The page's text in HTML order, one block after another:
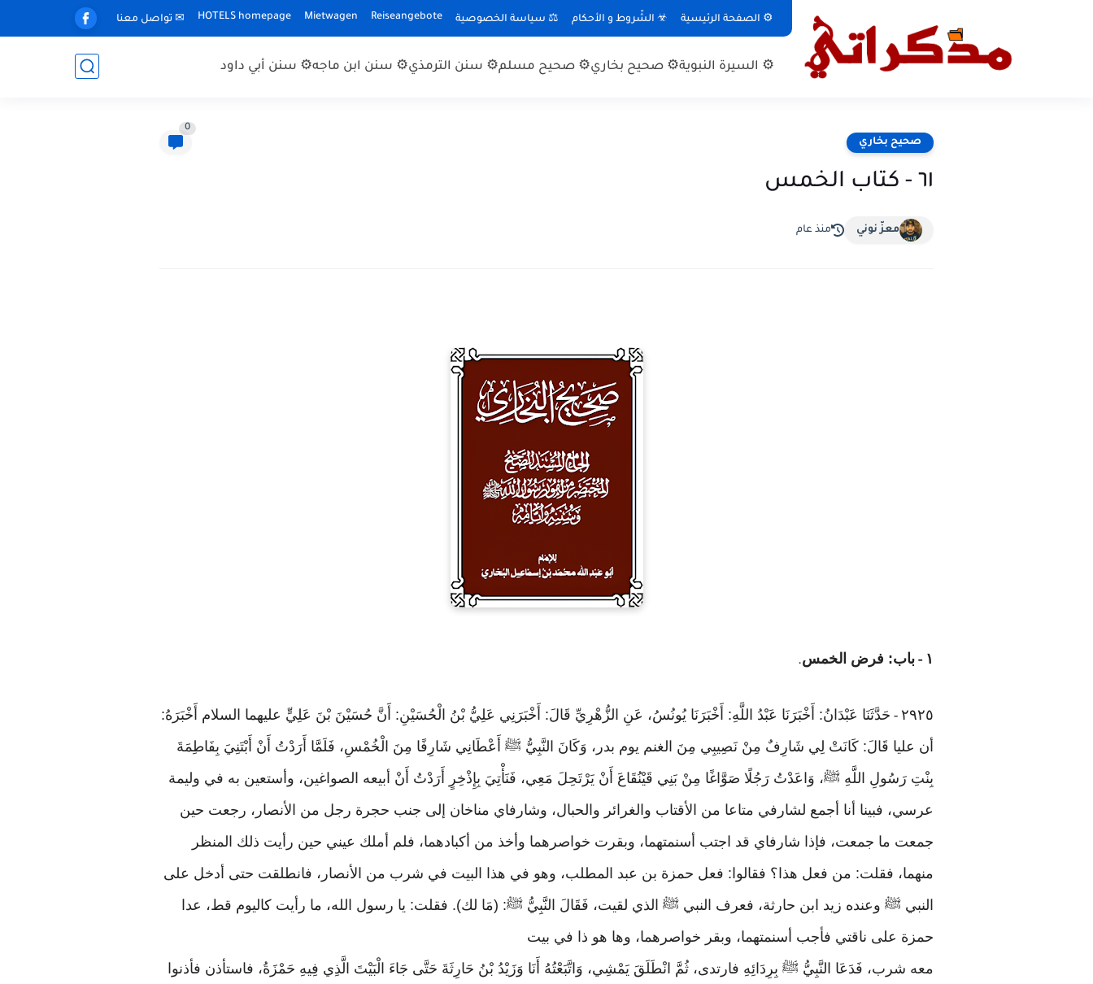
⚙ الصفحة الرئيسية ☣ الشّروط و الأحكام ⚖ سياسة الخصوصية Reiseangebote
Mietwagen
HOTELS homepage ✉ تواصل معنا
⚙ السيرة النبوية⚙ صحيح بخاري⚙ صحيح مسلم⚙ سنن الترمذي⚙ سنن ابن ماجه⚙ سنن أبي داود
صحيح بخاري
0
٦١ - كتاب الخمس
معزّ نوني منذ عام
١ - باب: فرض الخمس.
٢٩٢٥ - حَدَّثَنَا عَبْدَانُ: أَخْبَرَنَا عَبْدُ اللَّهِ: أَخْبَرَنَا يُونُسُ، عَنِ الزُّهْرِيِّ قَالَ: أَخْبَرَنِي عَلِيُّ بْنُ الْحُسَيْنِ: أَنَّ حُسَيْنَ بْنَ عَلِيٍّ عليهما السلام أَخْبَرَهُ:
أن عليا قَالَ: كَانَتْ لِي شَارِفٌ مِنْ نَصِيبِي مِنَ الغنم يوم بدر، وَكَانَ النَّبِيُّ ﷺ أَعْطَانِي شَارِفًا مِنَ الْخُمْسِ، فَلَمَّا أَرَدْتُ أَنْ أَبْتَنِيَ بِفَاطِمَةَ
بِنْتِ رَسُولِ اللَّهِ ﷺ، وَاعَدْتُ رَجُلًا صَوَّاغًا مِنْ بَنِي قَيْنُقَاعَ أَنْ يَرْتَحِلَ مَعِي، فَنَأْتِيَ بِإِذْخِرٍ أَرَدْتُ أَنْ أبيعه الصواغين، وأستعين به في وليمة
عرسي، فبينا أنا أجمع لشارفي متاعا من الأقتاب والغرائر والحبال، وشارفاي مناخان إلى جنب حجرة رجل من الأنصار، رجعت حين
جمعت ما جمعت، فإذا شارفاي قد اجتب أسنمتهما، وبقرت خواصرهما وأخذ من أكبادهما، فلم أملك عيني حين رأيت ذلك المنظر
منهما، فقلت: من فعل هذا؟ فقالوا: فعل حمزة بن عبد المطلب، وهو في هذا البيت في شرب من الأنصار، فانطلقت حتى أدخل على
النبي ﷺ وعنده زيد ابن حارثة، فعرف النبي ﷺ الذي لقيت، فَقَالَ النَّبِيُّ ﷺ: (مَا لك). فقلت: يا رسول الله، ما رأيت كاليوم قط، عدا
حمزة على ناقتي فأجب أسنمتهما، وبقر خواصرهما، وها هو ذا في بيت
معه شرب، فَدَعَا النَّبِيُّ ﷺ بِرِدَائِهِ فارتدى، ثُمَّ انْطَلَقَ يَمْشِي، وَاتَّبَعْتُهُ أَنَا وَزَيْدُ بْنُ حَارِثَةَ حَتَّى جَاءَ الْبَيْتَ الَّذِي فِيهِ حَمْزَةُ، فاستأذن فأذنوا